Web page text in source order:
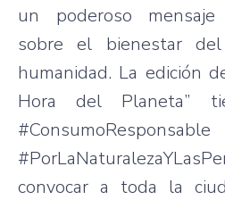
un poderoso mensaje
sobre el bienestar
humanidad. La edición
Hora del Planeta”
convocar a toda la